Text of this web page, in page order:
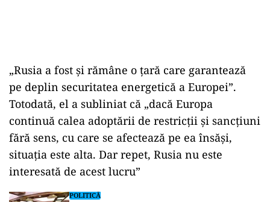
„Rusia a fost și rămâne o țară care garantează
pe deplin securitatea energetică a Europei”.
Totodată, el a subliniat că „dacă Europa
continuă calea adoptării de restricții și sancțiuni
fără sens, cu care se afectează pe ea însăși,
situația este alta. Dar repet, Rusia nu este
interesată de acest lucru”
POLITICĂ